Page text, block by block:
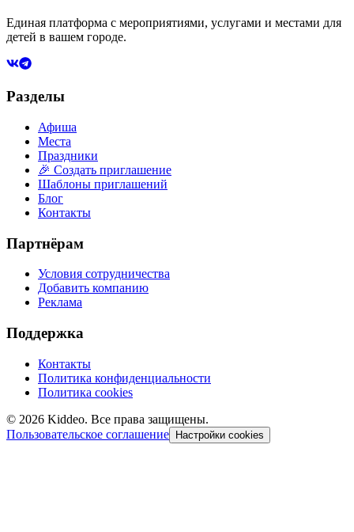
Единая платформа с мероприятиями, услугами и местами для
детей в вашем городе.
Разделы
Афиша
Места
Праздники
🎉 Создать приглашение
Шаблоны приглашений
Блог
Контакты
Партнёрам
Условия сотрудничества
Добавить компанию
Реклама
Поддержка
Контакты
Политика конфиденциальности
Политика cookies
© 2026 Kiddeo. Все права защищены.
Пользовательское соглашение
Настройки cookies